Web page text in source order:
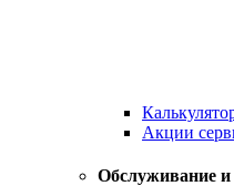
Акции
Обслуживание и